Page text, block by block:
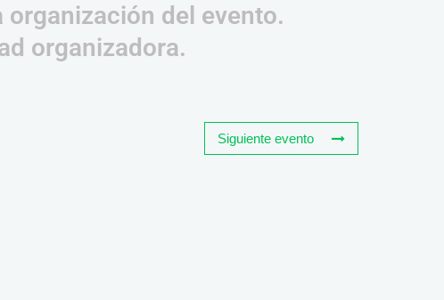
organización del evento.
organizadora.
Siguiente evento